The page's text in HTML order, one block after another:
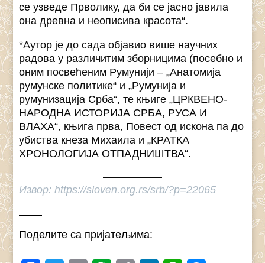
се узведе Прволику, да би се јасно јавила
она древна и неописива красота“.
*Аутор је до сада објавио више научних
радова у различитим зборницима (посебно и
оним посвећеним Румунији – „Анатомија
румунске политике“ и „Румунија и
румунизација Срба“, те књиге „ЦРКВЕНО-
НАРОДНА ИСТОРИЈА СРБА, РУСА И
ВЛАХА“, књига прва, Повест од искона па до
убиства кнеза Михаила и „КРАТКА
ХРОНОЛОГИЈА ОТПАДНИШТВА“.
Извор: https://sloven.org.rs/srb/?p=22065
Поделите са пријатељима: